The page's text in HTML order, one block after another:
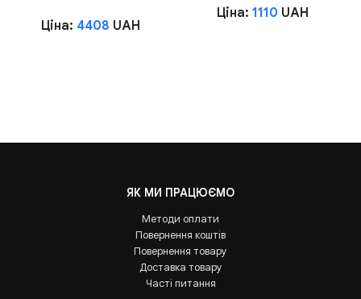
Ціна: 4408 UAH
Ціна: 1110 UAH
ЯК МИ ПРАЦЮЄМО
Методи оплати
Повернення коштів
Повернення товару
Доставка товару
Часті питання